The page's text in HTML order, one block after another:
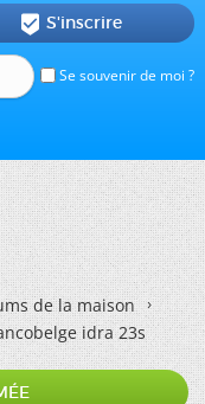
Se souvenir de moi ?
 S'inscrire
de la maison
idra 23s